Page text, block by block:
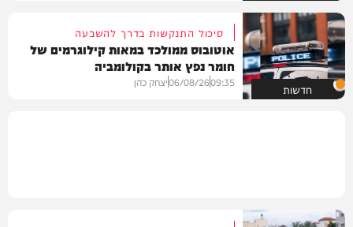
חדשות
סיכול התנקשות בדרך להשבעה
אוטובוס ממולכד במאות קילוגרמים של
חומר נפץ אותר בקולומביה
09:35
06/08/26יצחק כהן